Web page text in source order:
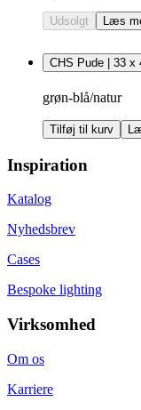
Udsolgt Læs
CHS Pude | 33 x
grøn-blå/natur
Tilføj til kurv
Inspiration
Katalog
Nyhedsbrev
Cases
Bespoke lighting
Virksomhed
Om os
Karriere